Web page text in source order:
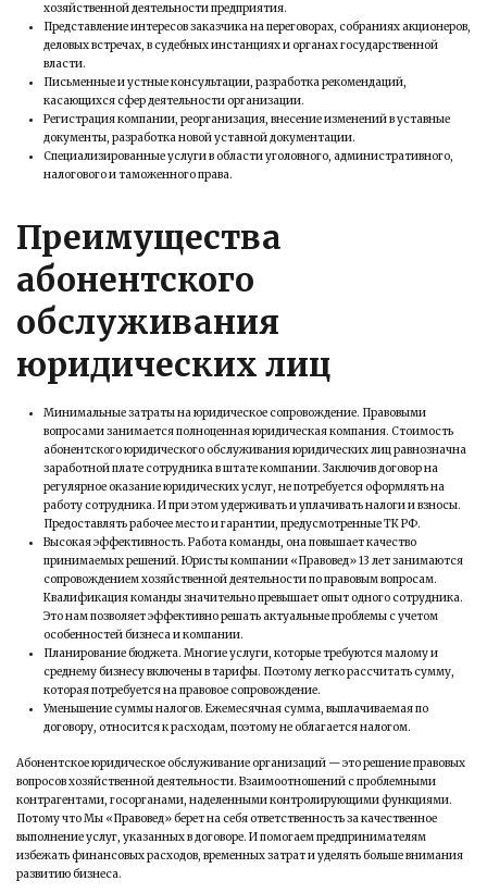
хозяйственной деятельности предприятия.
Представление интересов заказчика на переговорах, собраниях акционеров,
деловых встречах, в судебных инстанциях и органах государственной
власти.
Письменные и устные консультации, разработка рекомендаций,
касающихся сфер деятельности организации.
Регистрация компании, реорганизация, внесение изменений в уставные
документы, разработка новой уставной документации.
Специализированные услуги в области уголовного, административного,
налогового и таможенного права.
Преимущества
абонентского
обслуживания
юридических лиц
Минимальные затраты на юридическое сопровождение. Правовыми
вопросами занимается полноценная юридическая компания. Стоимость
абонентского юридического обслуживания юридических лиц равнозначна
заработной плате сотрудника в штате компании. Заключив договор на
регулярноеоказание юридических услуг, не потребуется оформлять на
работу сотрудника. И при этом удерживать и уплачивать налоги и взносы.
Предоставлять рабочее место и гарантии, предусмотренные ТК РФ.
Высокая эффективность. Работа команды, она повышает качество
принимаемых решений. Юристы компании «Правовед» 13 лет занимаются
сопровождением хозяйственной деятельности по правовым вопросам.
Квалификация команды значительно превышает опыт одного сотрудника.
Это нам позволяет эффективно решать актуальные проблемы с учетом
особенностей бизнеса и компании.
Планирование бюджета. Многие услуги, которые требуются малому и
среднему бизнесу включены в тарифы. Поэтому легко рассчитать сумму,
которая потребуется на правовое сопровождение.
Уменьшение суммы налогов. Ежемесячная сумма, выплачиваемая по
договору, относится к расходам, поэтому не облагается налогом.
Абонентское юридическое обслуживание организаций — это решение правовых
вопросов хозяйственной деятельности. Взаимоотношений с проблемными
контрагентами, госорганами, наделенными контролирующими функциями.
Потому что Мы «Правовед» берет на себя ответственность за качественное
выполнение услуг, указанных в договоре. И помогаем предпринимателям
избежать финансовых расходов, временных затрат и уделять больше внимания
развитию бизнеса.